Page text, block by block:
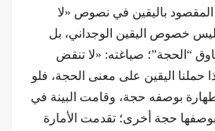
باليقين في نصوص «لا
خصوص اليقين الوجداني، بل
“الحجة”؛ صياغته: «لا تنقض
حملنا اليقين على معنى الحجة، فلو
بوصفه حجة، وقامت البينة في
حجة أخرى؛ تقدمت الأمارة